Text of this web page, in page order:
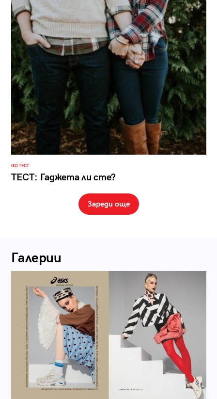
GO ТЕСТ
ТЕСТ: Гаджета ли сте?
Зареди още
Галерии